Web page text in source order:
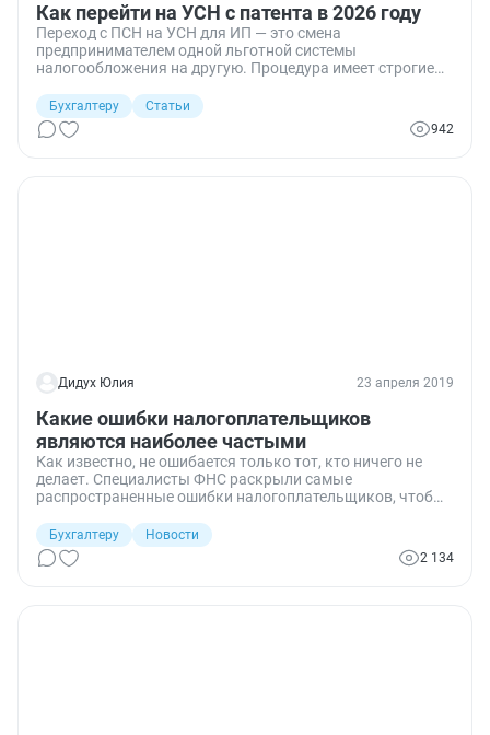
Как перейти на УСН с патента в 2026 году
Переход с ПСН на УСН для ИП — это смена
предпринимателем одной льготной системы
налогообложения на другую. Процедура имеет строгие
Бухгалтеру
Статьи
942
Дидух Юлия 23 апреля 2019
Какие ошибки налогоплательщиков
являются наиболее частыми
Как известно, не ошибается только тот, кто ничего не
делает. Специалисты ФНС раскрыли самые
распространенные ошибки налогоплательщиков, чтобы
внимание и избежать штрафов.
Бухгалтеру
Новости
2 134